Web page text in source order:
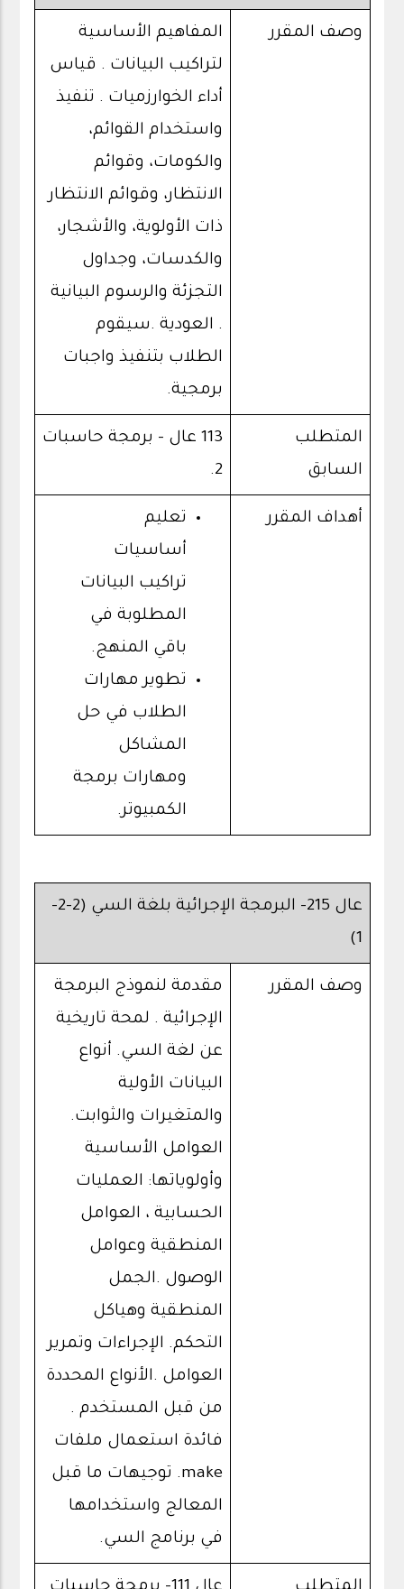
وصف المقرر
المفاهيم الأساسية
لتراكيب البيانات . قياس
أداء الخوارزميات . تنفيذ
واستخدام القوائم،
والكومات، وقوائم
الانتظار، وقوائم الانتظار
ذات الأولوية، والأشجار،
والكدسات، وجداول
التجزئة والرسوم البيانية
. العودية .سيقوم
الطلاب بتنفيذ واجبات
برمجية.
المتطلب
السابق
113 عال - برمجة حاسبات
2.
أهداف المقرر
تعليم
أساسيات
تراكيب البيانات
المطلوبة في
باقي المنهج.
تطوير مهارات
الطلاب في حل
المشاكل
ومهارات برمجة
الكمبيوتر.
عال 215- البرمجة الإجرائية بلغة السي (2-2-
1)
وصف المقرر
مقدمة لنموذج البرمجة
الإجرائية . لمحة تاريخية
عن لغة السي. أنواع
البيانات الأولية
والمتغيرات والثوابت.
العوامل الأساسية
وأولوياتها: العمليات
الحسابية ، العوامل
المنطقية وعوامل
الوصول .الجمل
المنطقية وهياكل
التحكم. الإجراءات وتمرير
العوامل .الأنواع المحددة
من قبل المستخدم .
فائدة استعمال ملفات
make. توجيهات ما قبل
المعالج واستخدامها
في برنامج السي.